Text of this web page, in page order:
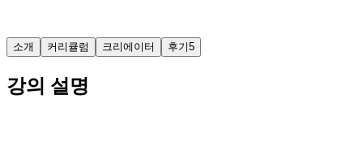
소개 커리큘럼 크리에이터 후기5
강의 설명